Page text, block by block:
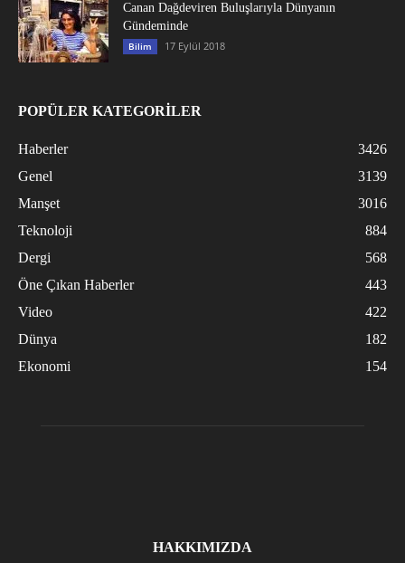
Canan Dağdeviren Buluşlarıyla Dünyanın
Gündeminde
Bilim 17 Eylül 2018
POPÜLER KATEGORİLER
Haberler
3426
Genel
3139
Manşet
3016
Teknoloji
884
Dergi
568
Öne Çıkan Haberler
443
Video
422
Dünya
182
Ekonomi
154
HAKKIMIZDA